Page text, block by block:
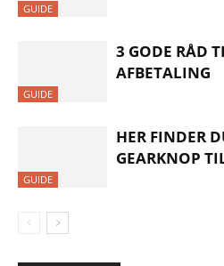
GUIDE
GUIDE
3 GODE RÅD
AFBETALING
GUIDE
HER FINDER
GEARKNOP